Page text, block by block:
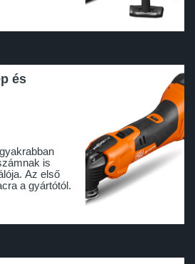
és
is
Az első
a gyártótól.